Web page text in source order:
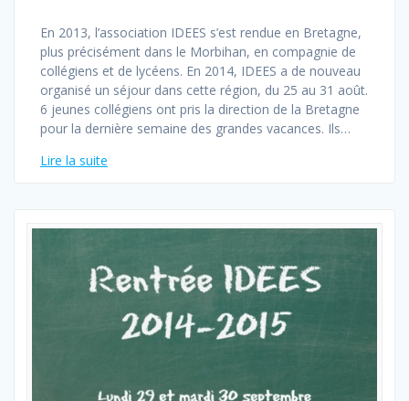
En 2013, l’association IDEES s’est rendue en Bretagne,
plus précisément dans le Morbihan, en compagnie de
collégiens et de lycéens. En 2014, IDEES a de nouveau
organisé un séjour dans cette région, du 25 au 31 août.
6 jeunes collégiens ont pris la direction de la Bretagne
pour la dernière semaine des grandes vacances. Ils…
Lire la suite